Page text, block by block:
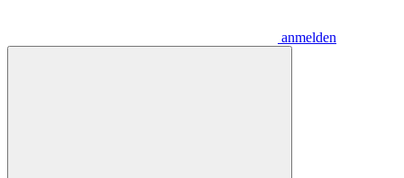
anmelden